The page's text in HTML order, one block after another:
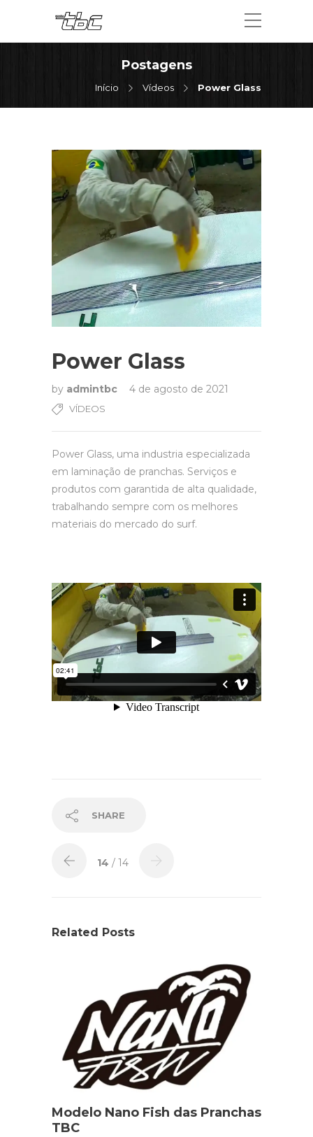
Postagens
Início Vídeos Power Glass
Power Glass
by admintbc 4 de agosto de 2021
VÍDEOS
Power Glass, uma industria especializada
em laminação de pranchas. Serviços e
produtos com garantida de alta qualidade,
trabalhando sempre com os melhores
materiais do mercado do surf.
SHARE
14 / 14
Related Posts
Modelo Nano Fish das Pranchas
TBC